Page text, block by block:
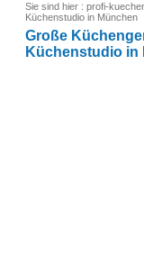
Sie sind hier : profi-
Küchenstudio in München
Große
Küchenstudio in